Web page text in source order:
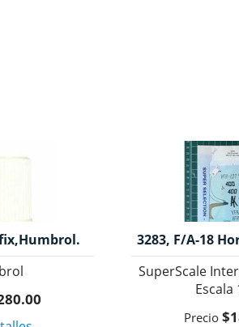
3283, F/A-18
CAG, VX-4, 1/
SuperScale